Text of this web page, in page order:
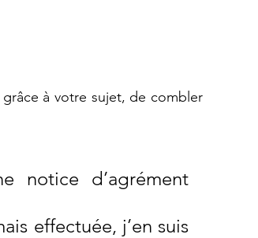
à votre sujet, de combler
notice d’agrément
effectuée, j’en suis